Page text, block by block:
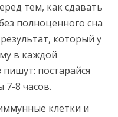
тем, как сдавать
полноценного сна
который у
в каждой
пишут: постарайся
7-8 часов.
клетки и